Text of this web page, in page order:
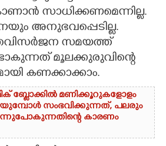
സാധിക്കണമെന്നില്ല.
അനുഭവപ്പെടില്ല.
സമയത്ത്
മൂലക്കുരുവിന്റെ
കണക്കാക്കാം.
ബ്ലോക്കിൽ മണിക്കൂറുകളോളം
സംഭവിക്കുന്നത്, പലരും
കാരണം